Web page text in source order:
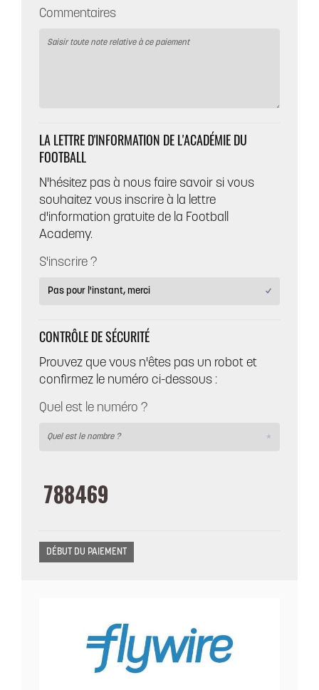
Commentaires
LA LETTRE D'INFORMATION DE L'ACADÉMIE DU
FOOTBALL
N'hésitez pas à nous faire savoir si vous
souhaitez vous inscrire à la lettre
d'information gratuite de la Football
Academy.
S'inscrire ?
CONTRÔLE DE SÉCURITÉ
Prouvez que vous n'êtes pas un robot et
confirmez le numéro ci-dessous :
Quel est le numéro ?